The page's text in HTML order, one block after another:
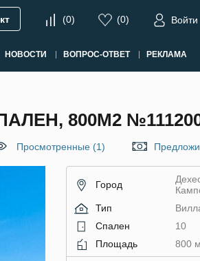
(0) (0) Войти
НОВОСТИ ВОПРОС-ОТВЕТ РЕКЛАМА
800М2
Просмотренные (1)
Город
Тип
Спален
10
Площадь
800